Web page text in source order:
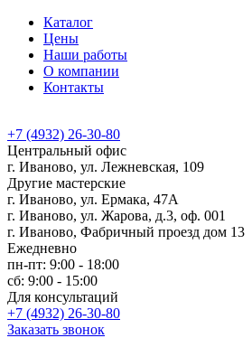
Каталог
Цены
Наши работы
О компании
Контакты
+7 (4932) 26-30-80
Центральный офис
г. Иваново, ул. Лежневская, 109
Другие мастерские
г. Иваново, ул. Ермака, 47А
г. Иваново, ул. Жарова, д.3, оф. 001
г. Иваново, Фабричный проезд дом 13
Ежедневно
пн-пт: 9:00 - 18:00
сб: 9:00 - 15:00
Для консультаций
+7 (4932) 26-30-80
Заказать звонок